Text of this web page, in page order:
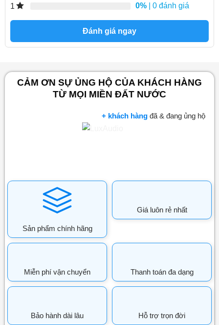
1
0% | 0 đánh giá
Đánh giá ngay
CẢM ƠN SỰ ỦNG HỘ CỦA KHÁCH HÀNG
TỪ MỌI MIỀN ĐẤT NƯỚC
+ khách hàng đã & đang ủng hộ
Sản phẩm chính hãng
Giá luôn rẻ nhất
Miễn phí vận chuyển Thanh toán đa dạng
Bảo hành dài lâu Hỗ trợ trọn đời